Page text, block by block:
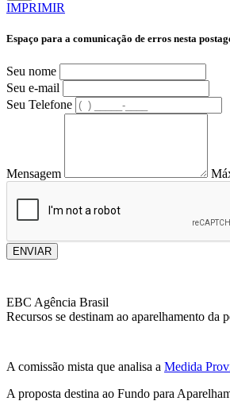
IMPRIMIR
Espaço para a comunicação de erros nesta
Seu nome
Seu e-mail
Seu Telefone
Mensagem
ENVIAR
EBC Agência Brasil
Recursos se destinam ao aparelhamento da
A comissão mista que analisa a Medida
A proposta destina ao Fundo para